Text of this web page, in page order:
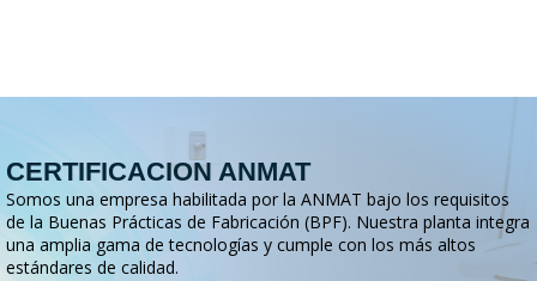
CERTIFICACION ANMAT
Somos una empresa habilitada por la ANMAT bajo los requisitos
de la Buenas Prácticas de Fabricación (BPF). Nuestra planta integra
una amplia gama de tecnologías y cumple con los más altos
estándares de calidad.